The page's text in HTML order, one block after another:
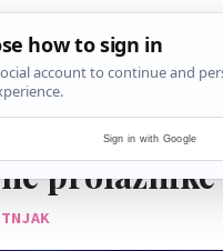
ušutkala
prolaznike
Sign in with Google